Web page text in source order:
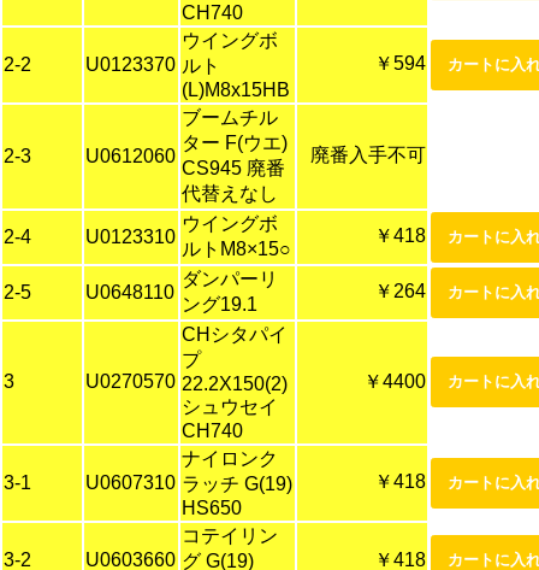
CH740
2-2 U0123370
ウイングボ
ルト
(L)M8x15HB
￥594
2-3 U0612060
ブームチル
ター F(ウエ)
CS945 廃番
代替えなし
廃番入手不可
2-4 U0123310
ウイングボ
ルトM8×15○
￥418
2-5 U0648110
ダンパーリ
ング19.1
￥264
3 U0270570
CHシタパイ
プ
22.2X150(2)
シュウセイ
CH740
￥4400
3-1 U0607310
ナイロンク
ラッチ G(19)
HS650
￥418
3-2 U0603660
コテイリン
グ G(19)
￥418